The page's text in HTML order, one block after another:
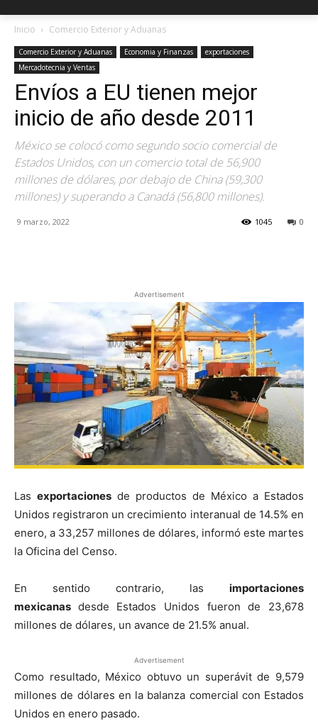
Inicio Comercio Exterior y Aduanas
Comercio Exterior y Aduanas Economia y Finanzas
exportaciones
Mercadotecnia y Ventas
Envíos a EU tienen mejor
inicio de año desde 2011
México se colocó como segundo socio comercial de
Estados Unidos, con un comercio total de 56,900
millones de dólares, por debajo de China (59,300
millones) y superando a Canadá (56,800 millones).
9 marzo, 2022 0
1045
Advertisement
Las exportaciones de productos de México a Estados
Unidos registraron un crecimiento interanual de 14.5% en
enero, a 33,257 millones de dólares, informó este martes
la Oficina del Censo.
En sentido contrario, las importaciones
mexicanas desde Estados Unidos fueron de 23,678
millones de dólares, un avance de 21.5% anual.
Advertisement
Como resultado, México obtuvo un superávit de 9,579
millones de dólares en la balanza comercial con Estados
Unidos en enero pasado.